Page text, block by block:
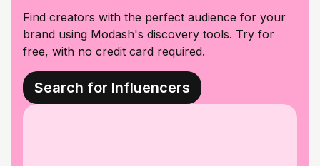
Find creators with the perfect audience for your
brand using Modash's discovery tools. Try for
free, with no credit card required.
Search for Influencers